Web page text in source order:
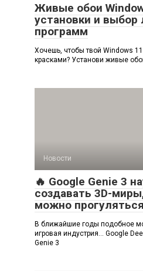
Живые обои
установки и выбор
программ
Хочешь, чтобы твой Windows
красками? Установи живые
Новости
🔥 Google Genie 3
создавать 3D-
можно
В ближайшие годы подобное
игровая индустрия… Google
Genie 3